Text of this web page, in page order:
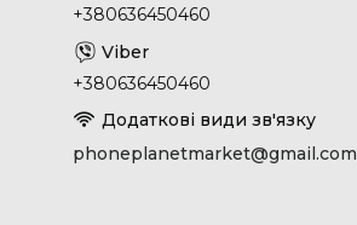
+380636450460
+380636450460
phoneplanetmarket@gmail.com